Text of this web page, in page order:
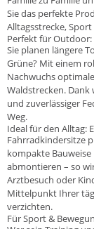
Sie das perfekte
Alltagsstrecke,
Perfekt für
Sie planen längere
Grüne? Mit einem
Nachwuchs
Waldstrecken.
und zuverlässiger
Weg.
Ideal für den Alltag:
Fahrradkindersitze
kompakte Bauweise
abmontieren – so
Arztbesuch oder
Mittelpunkt Ihrer
verzichten.
Für Sport &